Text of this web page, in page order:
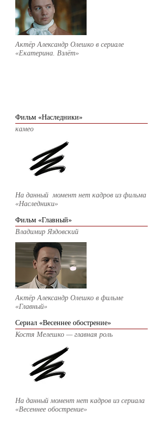
Актёр Александр Олешко в сериале
«Екатерина. Взлёт»
Фильм «Наследники»
камео
На данный момент нет кадров из фильма
«Наследники»
Фильм «Главный»
Владимир Яздовский
Актёр Александр Олешко в фильме
«Главный»
Сериал «Весеннее обострение»
Костя Мелешко — главная роль
На данный момент нет кадров из сериала
«Весеннее обострение»